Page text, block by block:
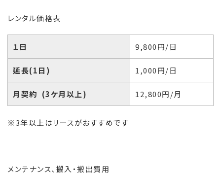
レンタル価格表
１日 9,800円/日
延長(1日) 1,000円/日
月契約 (3ケ月以上) 12,800円/月
※3年以上はリースがおすすめです
メンテナンス、搬入・搬出費用